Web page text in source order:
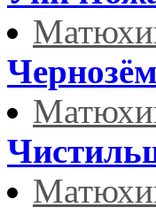
Чернозём